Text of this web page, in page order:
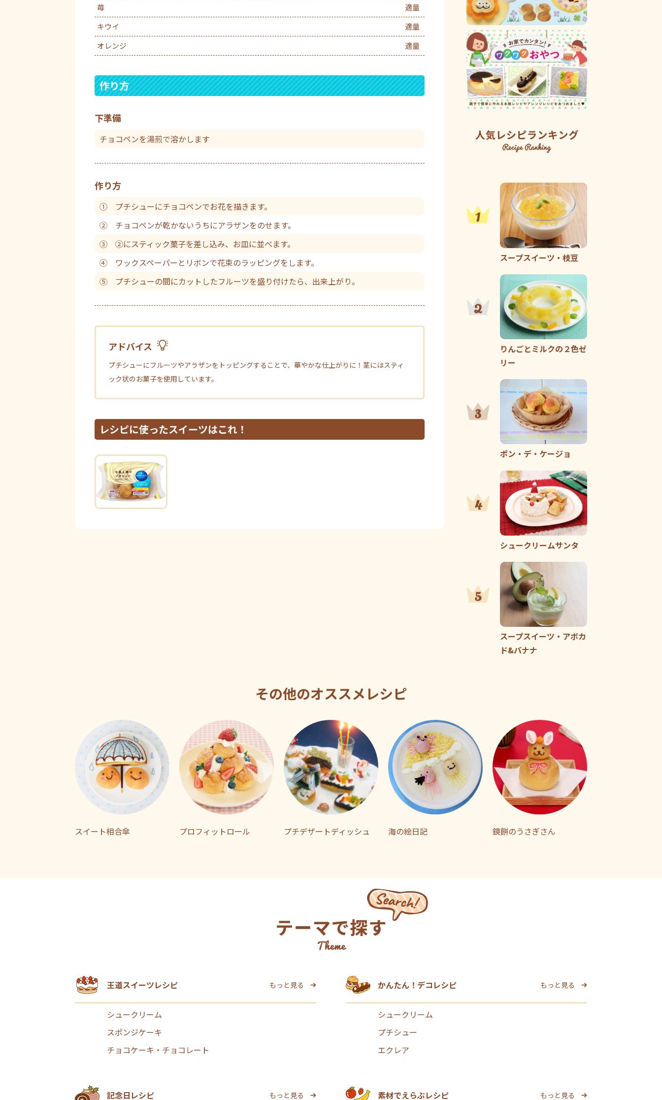
苺
適量
キウイ
適量
オレンジ
適量
作り方
下準備
チョコペンを湯煎で溶かします
作り方
① プチシューにチョコペンでお花を描きます。
② チョコペンが乾かないうちにアラザンをのせます。
③ ②にスティック菓子を差し込み、お皿に並べます。
④ ワックスペーパーとリボンで花束のラッピングをします。
⑤ プチシューの間にカットしたフルーツを盛り付けたら、出来上がり。
アドバイス
プチシューにフルーツやアラザンをトッピングすることで、華やかな仕上がりに！茎にはスティ
ック状のお菓子を使用しています。
レシピに使ったスイーツはこれ！
スープスイーツ・枝豆
りんごとミルクの２色ゼ
リー
ポン・デ・ケージョ
シュークリームサンタ
スープスイーツ・アボカ
ド&バナナ
その他のオススメレシピ
スイート相合傘 プロフィットロール プチデザートディッシュ 海の絵日記 鏡餅のうさぎさん
王道スイーツレシピ もっと見る
シュークリーム
スポンジケーキ
チョコケーキ・チョコレート
かんたん！デコレシピ もっと見る
シュークリーム
プチシュー
エクレア
記念日レシピ もっと見る 素材でえらぶレシピ もっと見る